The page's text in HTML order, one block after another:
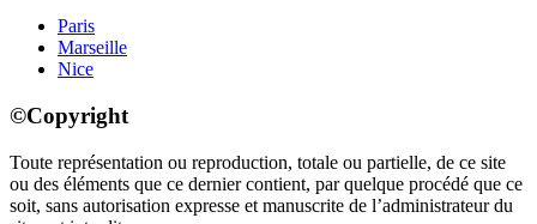
Paris
Marseille
Nice
©Copyright
Toute représentation ou reproduction, totale ou partielle, de ce site
ou des éléments que ce dernier contient, par quelque procédé que ce
soit, sans autorisation expresse et manuscrite de l’administrateur du